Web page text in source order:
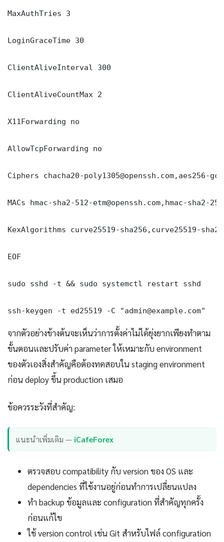
MaxAuthTries 3
LoginGraceTime 30
ClientAliveInterval 300
ClientAliveCountMax 2
X11Forwarding no
AllowTcpForwarding no
Ciphers chacha20-poly1305@openssh.com,aes256-
MACs hmac-sha2-512-etm@openssh.com,hmac-sha2-
KexAlgorithms curve25519-sha256,curve25519-
EOF
sudo sshd -t && sudo systemctl restart sshd
ssh-keygen -t ed25519 -C "admin@example.com"
จากตัวอย่างข้างต้นจะเห็นว่าการตั้งค่าไม่ได้ยุ่งยากเพียงทำตาม
ขั้นตอนและปรับค่า parameter ให้เหมาะกับ environment
ของตัวเองสิ่งสำคัญคือต้องทดสอบใน staging environment
ก่อน deploy ขึ้น production เสมอ
ข้อควรระวังที่สำคัญ:
แนะนำเพิ่มเติม — iCafeForex
ตรวจสอบ compatibility กับ version ของ OS และ
dependencies ที่ใช้งานอยู่ก่อนทำการเปลี่ยนแปลง
ทำ backup ข้อมูลและ configuration ที่สำคัญทุกครั้ง
ก่อนแก้ไข
ใช้ version control เช่น Git สำหรับไฟล์ configuration